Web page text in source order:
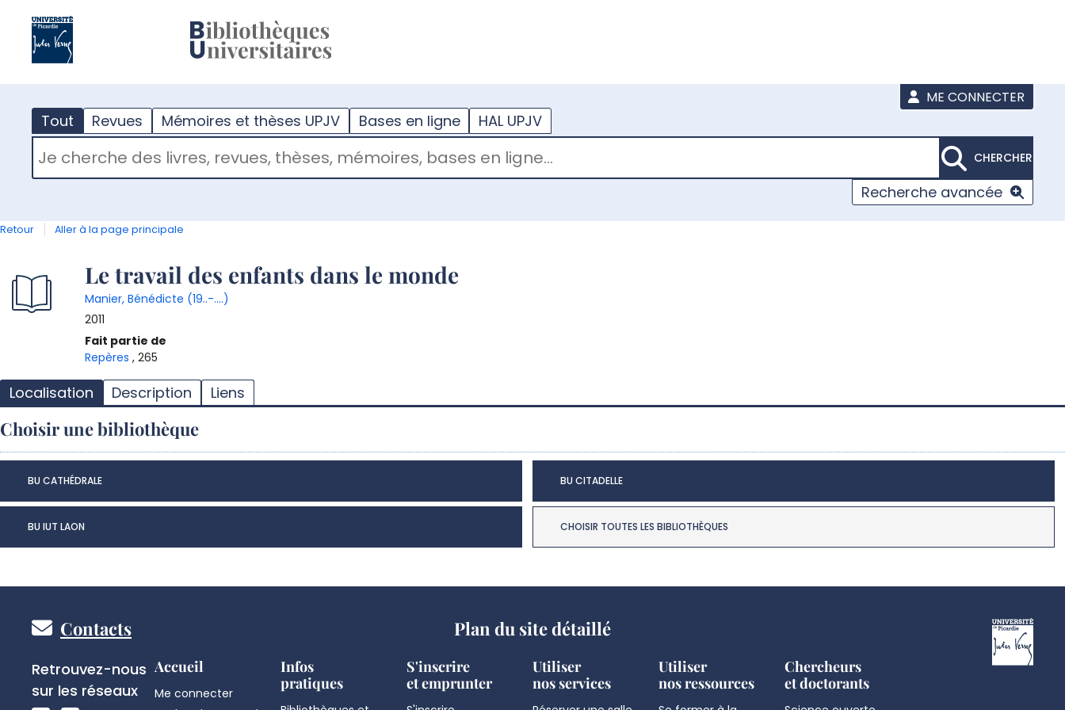
ME CONNECTER
Tout Revues Mémoires et thèses UPJV Bases en ligne HAL UPJV
RECHERCHER DANS "TOUT"
CHERCHER
Recherche avancée
Retour Aller à la page principale
Détail
document
Le travail des enfants dans le monde
Manier, Bénédicte (19..-....)
2011
Fait partie de
Repères , 265
Localisation Description Liens
Choisir une bibliothèque
BU CATHÉDRALE BU CITADELLE
BU IUT LAON CHOISIR TOUTES LES BIBLIOTHÈQUES
Pied
de
Contacts
Réseaux
sociaux
Retrouvez-nous
sur les réseaux
Plan du site détaillé
Accueil
Me connecter
Infos
pratiques
S'inscrire
et emprunter
Utiliser
nos services
Utiliser
nos ressources
Chercheurs
et doctorants